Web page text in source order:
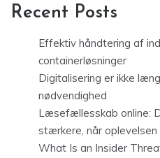
Recent Posts
Effektiv håndtering af
containerløsninger
Digitalisering er ikke
nødvendighed
Læsefællesskab online:
stærkere, når oplevelsen
What Is an Insider